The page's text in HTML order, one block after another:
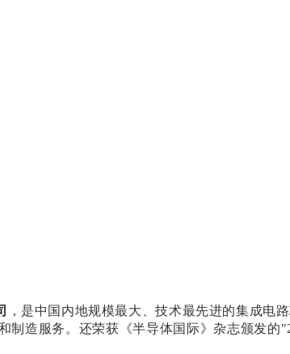
，是中国内地规模最大、技术最先进的集成电
造服务。还荣获《半导体国际》杂志颁发的